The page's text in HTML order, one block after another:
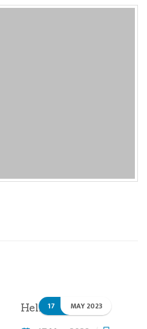
17 MAY 2023
Hello world!